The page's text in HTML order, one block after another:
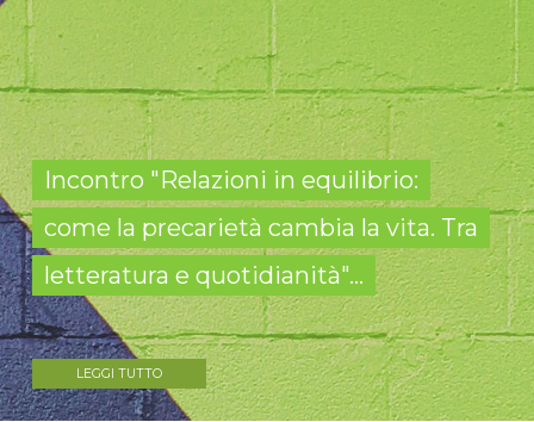
Incontro "Relazioni in equilibrio:
come la precarietà cambia la vita. Tra
letteratura e quotidianità"...
LEGGI TUTTO